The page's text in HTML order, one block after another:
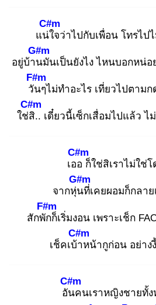
แน่ใ
C#m
จว่าไปกับเพื่อน โทรไป
อยู่บ้าน
G#m
มันเป็นยังไง ไหนบอกหน่
วัน
F#m
ๆไม่ทำอะไร เที่ยวไปตามก
ใช่สิ
C#m
.. เดี๋ยวนี้เซ็กเสื่อมไปแล้ว ไ
เออ
C#m
ก็ใช่สิเราไม่ใช่
จากหุ่น
G#m
ที่เคยผอมก็กลาย
สักพัก
F#m
ก็เริ่มงอน เพราะเช็ก
เช็คเบ้า
C#m
หน้ากูก่อน อย่าง
อัน
C#m
คนเราหญิงชายทั้